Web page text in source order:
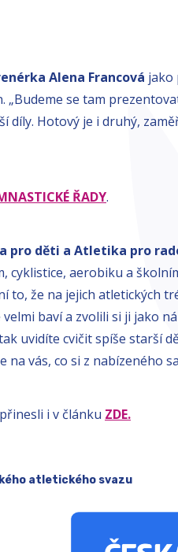
Alena Francová jako
se tam
díly. Hotový je i druhý,
ŘADY.
pro děti a Atletika pro
cyklistice, aerobiku a
že na jejich atletických
baví a zvolili si ji jako
uvidíte cvičit spíše starší
vás, co si z nabízeného
i v článku ZDE.
atletického svazu